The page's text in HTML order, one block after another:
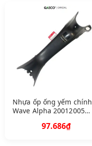
Nhựa ốp ống yếm chính
Wave Alpha 20012005
EV 900 Z B Z Z 5 5 B
97.686₫